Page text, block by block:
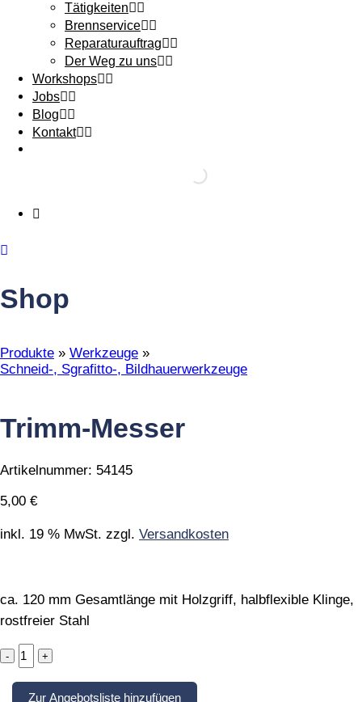
Tätigkeiten
Brennservice
Reparaturauftrag
Der Weg zu uns
Workshops
Jobs
Blog
Kontakt
Shop
Produkte » Werkzeuge »
Schneid-, Sgrafitto-, Bildhauerwerkzeuge
Trimm-Messer
Artikelnummer: 54145
5,00 €
inkl. 19 % MwSt. zzgl. Versandkosten
ca. 120 mm Gesamtlänge mit Holzgriff, halbflexible Klinge,
rostfreier Stahl
Trimm-
Messer
quantity
Zur Angebotsliste hinzufügen